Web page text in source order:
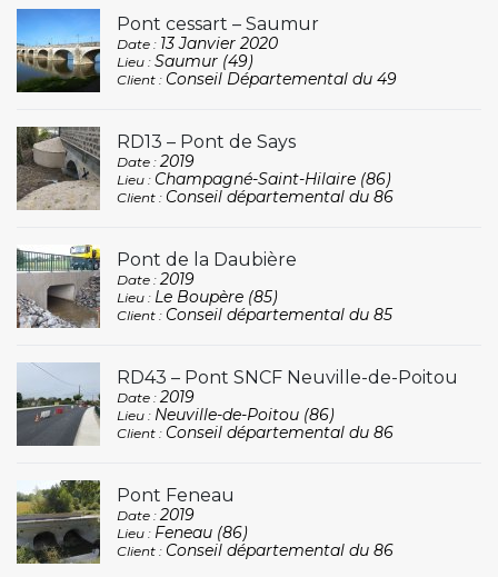
Pont cessart – Saumur
Date : 13 Janvier 2020
Lieu : Saumur (49)
Client : Conseil Départemental du 49
RD13 – Pont de Says
Date :2019
Lieu : Champagné-Saint-Hilaire (86)
Client : Conseil départemental du 86
Pont de la Daubière
Date :2019
Lieu : Le Boupère (85)
Client : Conseil départemental du 85
RD43 – Pont SNCF Neuville-de-Poitou
Date :2019
Lieu : Neuville-de-Poitou (86)
Client : Conseil départemental du 86
Pont Feneau
Date :2019
Lieu : Feneau (86)
Client : Conseil départemental du 86